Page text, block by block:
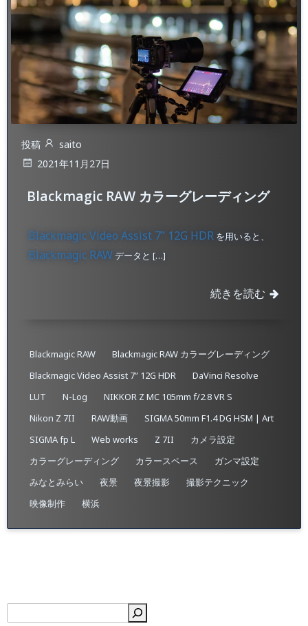
投稿
saito
2021年11月27日
Blackmagic RAW カラーグレーディング
Blackmagic Video Assist 7” 12G HDR を用いると、
Blackmagic RAWデータと […]
続きを読む
Blackmagic RAW
Blackmagic RAW カラーグレーディング
Blackmagic Video Assist 7” 12G HDR
DaVinci Resolve
LUT
N-Log
NIKKOR Z MC 105mm f/2.8 VR S
Nikon Z 7II
RAW動画
SIGMA 50mm F1.4 DG HSM | Art
SIGMA fp L
Web works Z 7II
カメラ設定
カラーグレーディング
カラースペース
ガンマ設定
みなとみらい
夜景 夜景撮影
撮影テクニック
映像制作
横浜